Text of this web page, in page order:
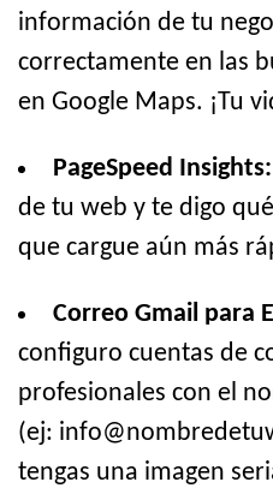
información de tu
correctamente en las
en Google Maps. ¡Tu
PageSpeed Insights:
de tu web y te digo
que cargue aún más
Correo Gmail para
configuro cuentas de
profesionales con el
(ej:
tengas una imagen